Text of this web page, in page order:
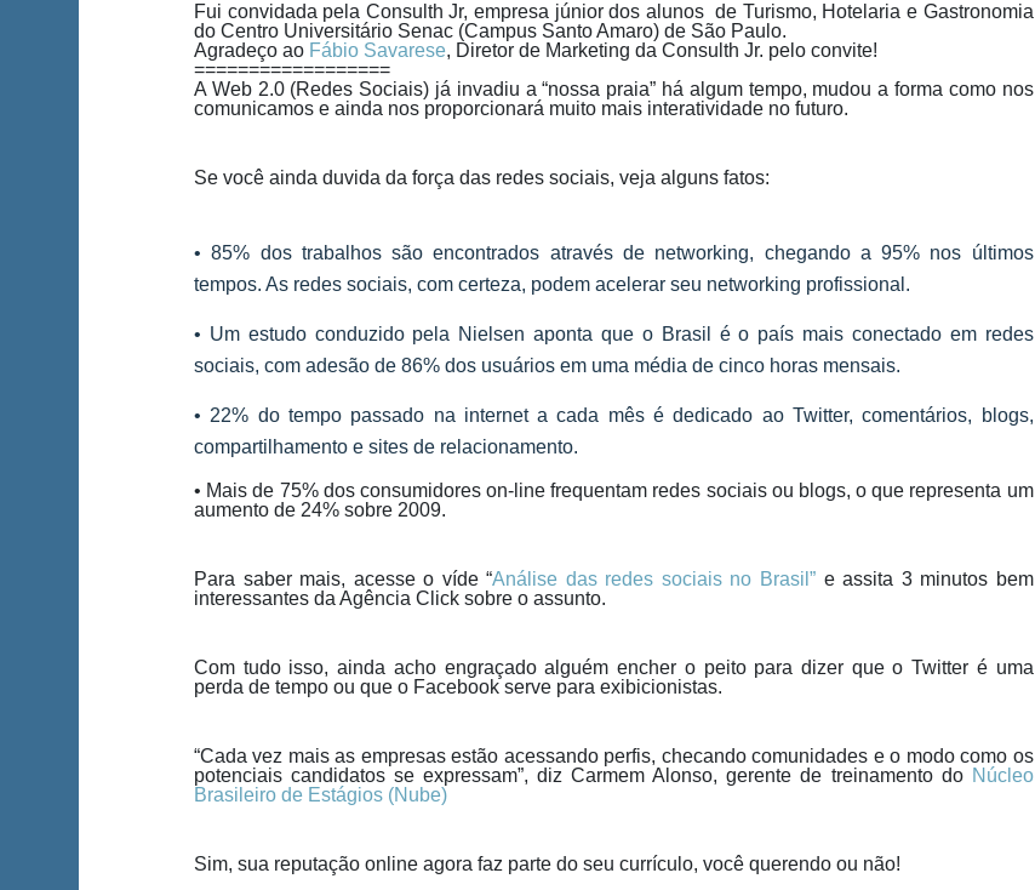
Fui convidada pela Consulth Jr, empresa júnior dos alunos de Turismo, Hotelaria e Gastronomia
do Centro Universitário Senac (Campus Santo Amaro) de São Paulo.
Agradeço ao Fábio Savarese, Diretor de Marketing da Consulth Jr. pelo convite!
==================
A Web 2.0 (Redes Sociais) já invadiu a “nossa praia” há algum tempo, mudou a forma como nos
comunicamos e ainda nos proporcionará muito mais interatividade no futuro.
Se você ainda duvida da força das redes sociais, veja alguns fatos:
• 85% dos trabalhos são encontrados através de networking, chegando a 95% nos últimos
tempos. As redes sociais, com certeza, podem acelerar seu networking profissional.
• Um estudo conduzido pela Nielsen aponta que o Brasil é o país mais conectado em redes
sociais, com adesão de 86% dos usuários em uma média de cinco horas mensais.
• 22% do tempo passado na internet a cada mês é dedicado ao Twitter, comentários, blogs,
compartilhamento e sites de relacionamento.
• Mais de 75% dos consumidores on-line frequentam redes sociais ou blogs, o que representa um
aumento de 24% sobre 2009.
Para saber mais, acesse o víde “Análise das redes sociais no Brasil”e assita 3 minutos bem
interessantes da Agência Click sobre o assunto.
Com tudo isso, ainda acho engraçado alguém encher o peito para dizer que o Twitter é uma
perda de tempo ou que o Facebook serve para exibicionistas.
“Cada vez mais as empresas estão acessando perfis, checando comunidades e o modo como os
potenciais candidatos se expressam”, diz Carmem Alonso, gerente de treinamento do Núcleo
Brasileiro de Estágios (Nube)
Sim, sua reputação online agora faz parte do seu currículo, você querendo ou não!